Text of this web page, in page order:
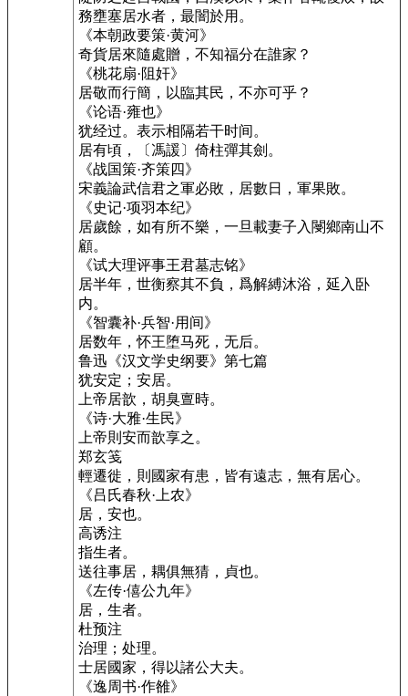
務壅塞居水者，最闇於用。
《本朝政要策·黄河》
奇貨居來隨處贈，不知福分在誰家？
《桃花扇·阻奸》
居敬而行簡，以臨其民，不亦可乎？
《论语·雍也》
犹经过。表示相隔若干时间。
居有頃，〔馮諼〕倚柱彈其劍。
《战国策·齐策四》
宋義論武信君之軍必敗，居數日，軍果敗。
《史记·项羽本纪》
居歲餘，如有所不樂，一旦載妻子入閿鄉南山不
顧。
《试大理评事王君墓志铭》
居半年，世衡察其不負，爲解縛沐浴，延入卧
内。
《智囊补·兵智·用间》
居数年，怀王堕马死，无后。
鲁迅《汉文学史纲要》第七篇
犹安定；安居。
上帝居歆，胡臭亶時。
《诗·大雅·生民》
上帝則安而歆享之。
郑玄笺
輕遷徙，則國家有患，皆有遠志，無有居心。
《吕氏春秋·上农》
居，安也。
高诱注
指生者。
送往事居，耦俱無猜，貞也。
《左传·僖公九年》
居，生者。
杜预注
治理；处理。
士居國家，得以諸公大夫。
《逸周书·作雒》